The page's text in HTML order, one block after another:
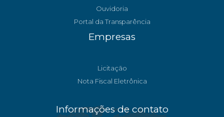
Ouvidoria
Portal da Transparência
Empresas
Licitação
Nota Fiscal Eletrônica
Informações de contato